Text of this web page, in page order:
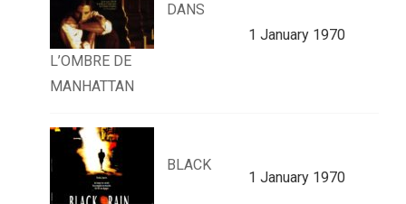
DANS
L’OMBRE DE
MANHATTAN
1 January 1970
BLACK
1 January 1970